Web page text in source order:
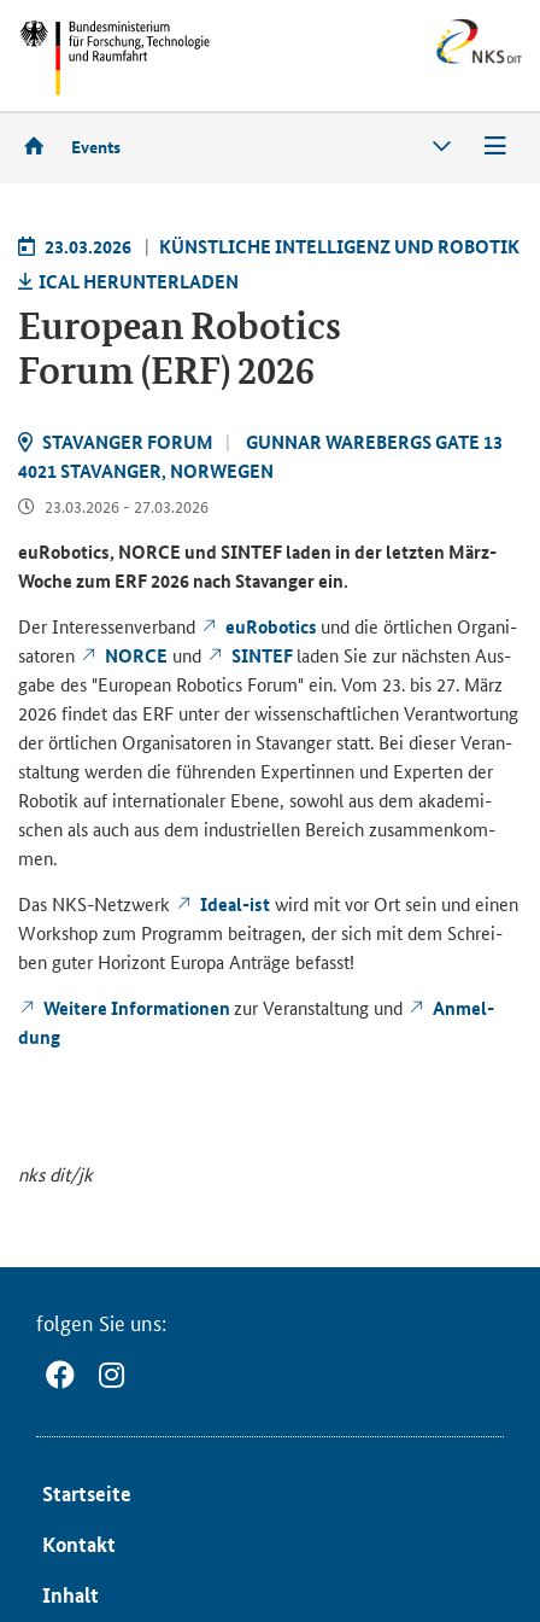
Events
23.03.2026
KÜNST­LI­CHE IN­TEL­LI­GENZ UND RO­BO­TIK
ICAL HER­UN­TER­LA­DEN
European Robotics
Forum(ERF) 2026
STA­VAN­GER FORUM
GUN­NAR WA­RE­BERGS GATE 13
4021 STA­VAN­GER, NOR­WE­GEN
23.03.2026 - 27.03.2026
eu­Ro­bo­tics, NORCE und SIN­TEF laden in der letz­ten März-​
Woche zum ERF 2026 nach Sta­van­ger ein.
Der In­ter­es­sen­ver­band eu­Ro­bo­tics und die ört­li­chen Or­ga­ni­
sa­to­ren
NORCE und SIN­TEFladen Sie zur nächs­ten Aus­
ga­be des "Eu­ropean Ro­bo­tics Forum" ein. Vom 23. bis 27. März
2026 fin­det das ERF unter der wis­sen­schaft­li­chen Ver­ant­wor­tung
der ört­li­chen Or­ga­ni­sa­to­ren in Sta­van­ger statt. Bei die­ser Ver­an­
stal­tung wer­den die füh­ren­den Ex­per­tin­nen und Ex­per­ten der
Ro­bo­tik auf in­ter­na­tio­na­ler Ebene, so­wohl aus dem aka­de­mi­
schen als auch aus dem in­dus­tri­el­len Be­reich zu­sam­men­kom­
men.
Das NKS-​Netzwerk
Ideal-​istwird mit vor Ort sein und einen
Work­shop zum Pro­gramm bei­tra­gen, der sich mit dem Schrei­
ben guter Ho­ri­zont Eu­ro­pa An­trä­ge be­fasst!
Wei­te­re In­for­ma­tio­nenzur Ver­an­stal­tung und
An­mel­
dung
nks dit/jk
fol­gen Sie uns:
Start­sei­te
Kon­takt
In­halt